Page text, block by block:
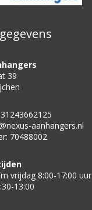
39
aanhangers.nl
70488002
vrijdag 8:00-17:00 uur
13:00